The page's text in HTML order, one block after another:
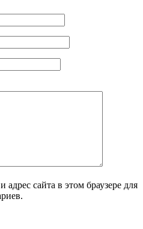
сайта в этом браузере для